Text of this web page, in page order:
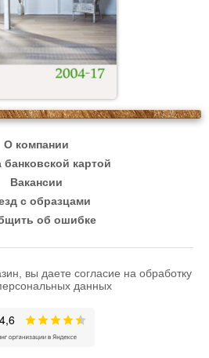
О компании
банковской картой
Вакансии
с образцами
об ошибке
вы даете согласие на обработку
данных